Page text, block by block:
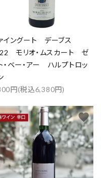
イングート デーブス
モリオ・ムスカート ゼ
・ベー・アー ハルプトロッ
円(税込6,380円)
favorite